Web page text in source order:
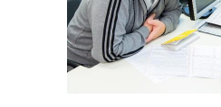
Suche
Language